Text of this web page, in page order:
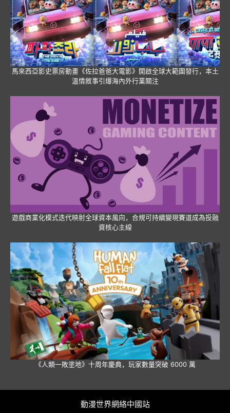
馬來西亞影史票房動畫《佐拉爸爸大電影》開啟全球大範圍發行，本土
溫情敘事引爆海內外行業關注
遊戲商業化模式迭代映射全球資本風向，合規可持續變現賽道成為投融
資核心主線
《人類一敗塗地》十周年慶典，玩家數量突破 6000 萬
動漫世界網絡中國站